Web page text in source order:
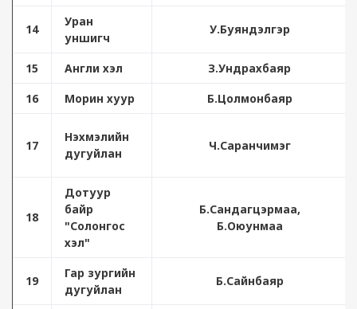
14
Уран
уншигч
У.Буяндэлгэр
15 Англи хэл
З.Ундрахбаяр
16
Морин хуур Б.Цолмонбаяр
17
Нэхмэлийн
дугуйлан
Ч.Саранчимэг
18
Дотуур
байр
"Солонгос
хэл"
Б.Сандагцэрмаа,
Б.Оюунмаа
19
Гар зургийн
дугуйлан
Б.Сайнбаяр